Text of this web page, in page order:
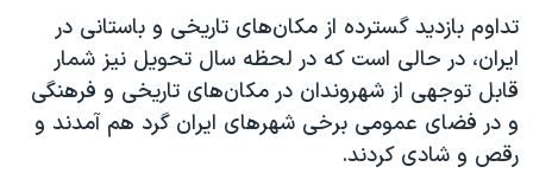
تداوم بازدید گسترده از مکان‌های تاریخی و باستانی در
ایران، در حالی است که در لحظه سال تحویل نیز شمار
قابل توجهی از شهروندان در مکان‌های تاریخی و فرهنگی
و در فضای عمومی برخی شهرهای ایران گرد هم آمدند و
رقص و شادی کردند.